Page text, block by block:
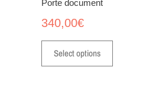
Porte document
340,00€
Select options